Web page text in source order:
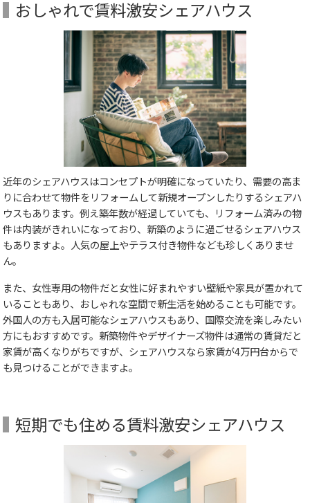
おしゃれで賃料激安シェアハウス
近年のシェアハウスはコンセプトが明確になっていたり、需要の高ま
りに合わせて物件をリフォームして新規オープンしたりするシェアハ
ウスもあります。例え築年数が経過していても、リフォーム済みの物
件は内装がきれいになっており、新築のように過ごせるシェアハウス
もありますよ。人気の屋上やテラス付き物件なども珍しくありませ
ん。
また、女性専用の物件だと女性に好まれやすい壁紙や家具が置かれて
いることもあり、おしゃれな空間で新生活を始めることも可能です。
外国人の方も入居可能なシェアハウスもあり、国際交流を楽しみたい
方にもおすすめです。新築物件やデザイナーズ物件は通常の賃貸だと
家賃が高くなりがちですが、シェアハウスなら家賃が4万円台からで
も見つけることができますよ。
短期でも住める賃料激安シェアハウス